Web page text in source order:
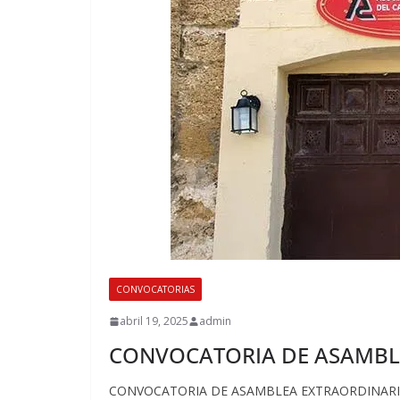
CONVOCATORIAS
abril 19, 2025 admin
CONVOCATORIA DE
CONVOCATORIA DE ASAMBLEA